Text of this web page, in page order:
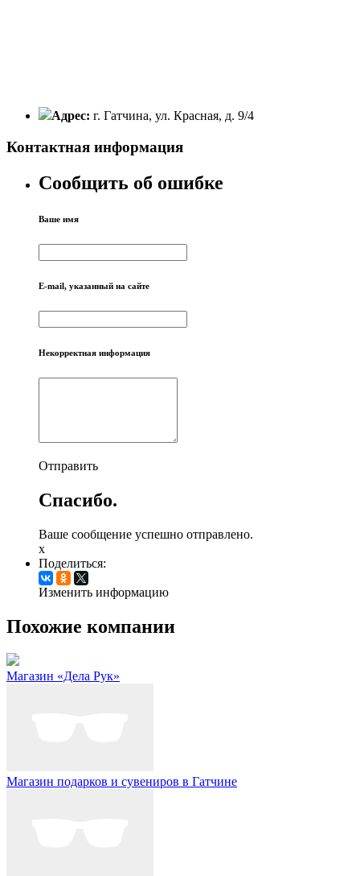
Адрес: г. Гатчина, ул. Красная, д. 9/4
Контактная информация
Сообщить об ошибке
Ваше имя
E-mail, указанный на сайте
Некорректная информация
Отправить
Спасибо.
Ваше сообщение успешно отправлено.
x
Поделиться:
Изменить информацию
Похожие компании
Магазин «Дела Рук»
Магазин подарков и сувениров в Гатчине